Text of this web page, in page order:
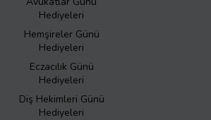
Hediyeleri
Hemşireler Günü
Hediyeleri
Eczacılık Günü
Hediyeleri
Diş Hekimleri Günü
Hediyeleri